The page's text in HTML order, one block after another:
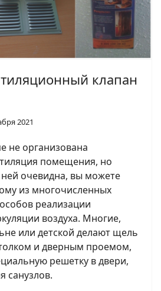
клапан
2021
не организована
помещения, но
очевидна, вы можете
из многочисленных
реализации
воздуха. Многие,
или детской делают щель
и дверным проемом,
решетку в двери,
санузлов.